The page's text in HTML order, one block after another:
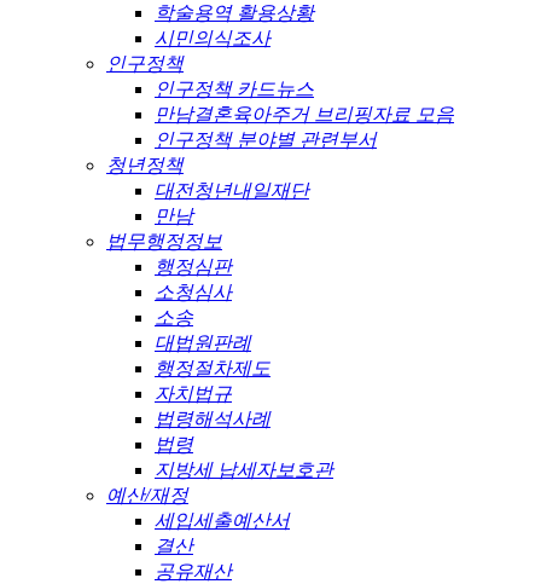
학술용역 활용상황
시민의식조사
인구정책
인구정책 카드뉴스
만남결혼육아주거 브리핑자료 모음
인구정책 분야별 관련부서
청년정책
대전청년내일재단
만남
법무행정정보
행정심판
소청심사
소송
대법원판례
행정절차제도
자치법규
법령해석사례
법령
지방세 납세자보호관
예산/재정
세입세출예산서
결산
공유재산